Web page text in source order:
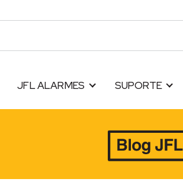
JFL ALARMES SUPORTE